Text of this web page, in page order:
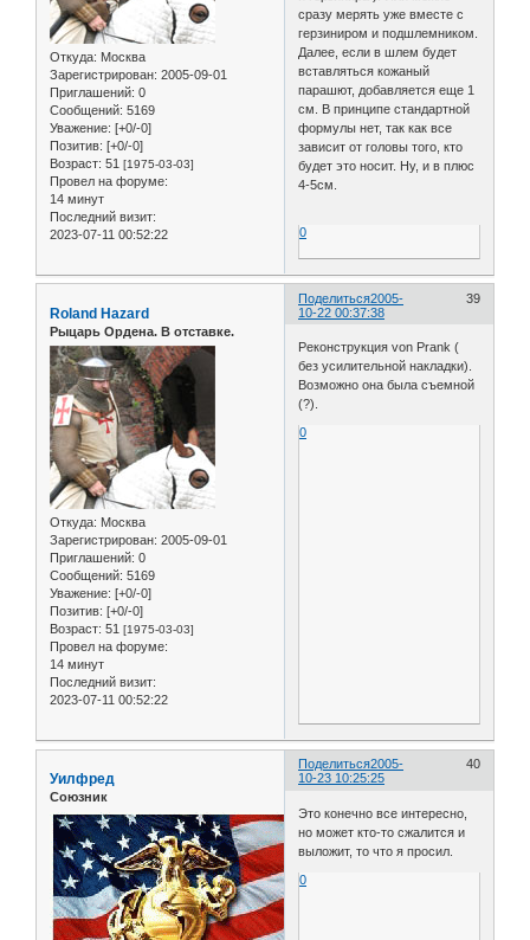
Откуда: Москва
Зарегистрирован: 2005-09-01
Приглашений: 0
Сообщений: 5169
Уважение: [+0/-0]
Позитив: [+0/-0]
Возраст: 51 [1975-03-03]
Провел на форуме:
14 минут
Последний визит:
2023-07-11 00:52:22
сразу мерять уже вместе с
герзиниром и подшлемником.
Далее, если в шлем будет
вставляться кожаный
парашют, добавляется еще 1
см. В принципе стандартной
формулы нет, так как все
зависит от головы того, кто
будет это носит. Ну, и в плюс
4-5см.
0
Поделиться 39
2005-
10-22 00:37:38
Roland Hazard
Рыцарь Ордена. В отставке.
Откуда: Москва
Зарегистрирован: 2005-09-01
Приглашений: 0
Сообщений: 5169
Уважение: [+0/-0]
Позитив: [+0/-0]
Возраст: 51 [1975-03-03]
Провел на форуме:
14 минут
Последний визит:
2023-07-11 00:52:22
Реконструкция von Prank (
без усилительной накладки).
Возможно она была съемной
(?).
0
Поделиться 40
2005-
10-23 10:25:25
Уилфред
Союзник
Это конечно все интересно,
но может кто-то сжалится и
выложит, то что я просил.
0